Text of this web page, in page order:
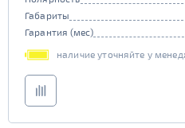
Габариты
Гарантия (мес)
наличие уточняйте у